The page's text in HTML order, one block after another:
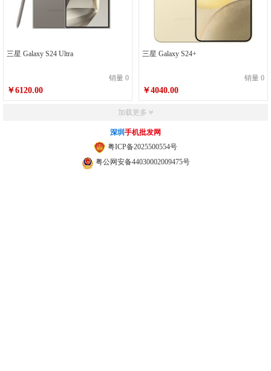
三星 Galaxy S24 Ultra
销量 0
￥6120.00
三星 Galaxy S24+
销量 0
￥4040.00
加载更多
深圳 手机批发网
粤ICP备2025500554号
粤公网安备44030002009475号